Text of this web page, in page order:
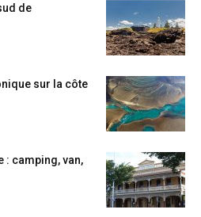
de
sur la côte
: camping, van,